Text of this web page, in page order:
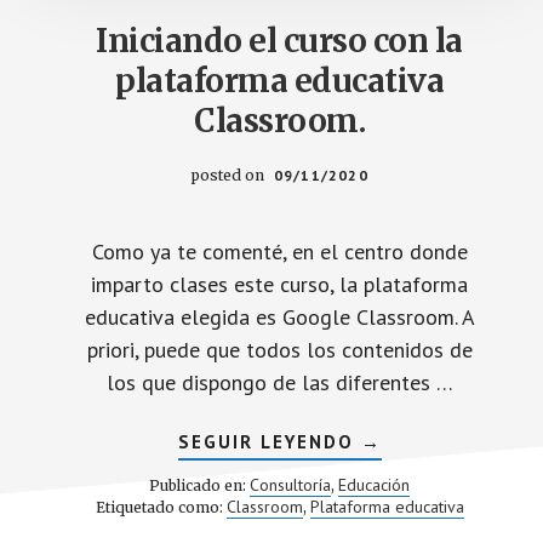
Iniciando el curso con la
plataforma educativa
Classroom.
posted on 09/11/2020
Como ya te comenté, en el centro donde
imparto clases este curso, la plataforma
educativa elegida es Google Classroom. A
priori, puede que todos los contenidos de
los que dispongo de las diferentes …
SEGUIR LEYENDO ACERCA
DE
INICIANDO
EL
CURSO
→
Publicado en:Consultoría, Educación
Etiquetado como: Classroom, Plataforma educativa